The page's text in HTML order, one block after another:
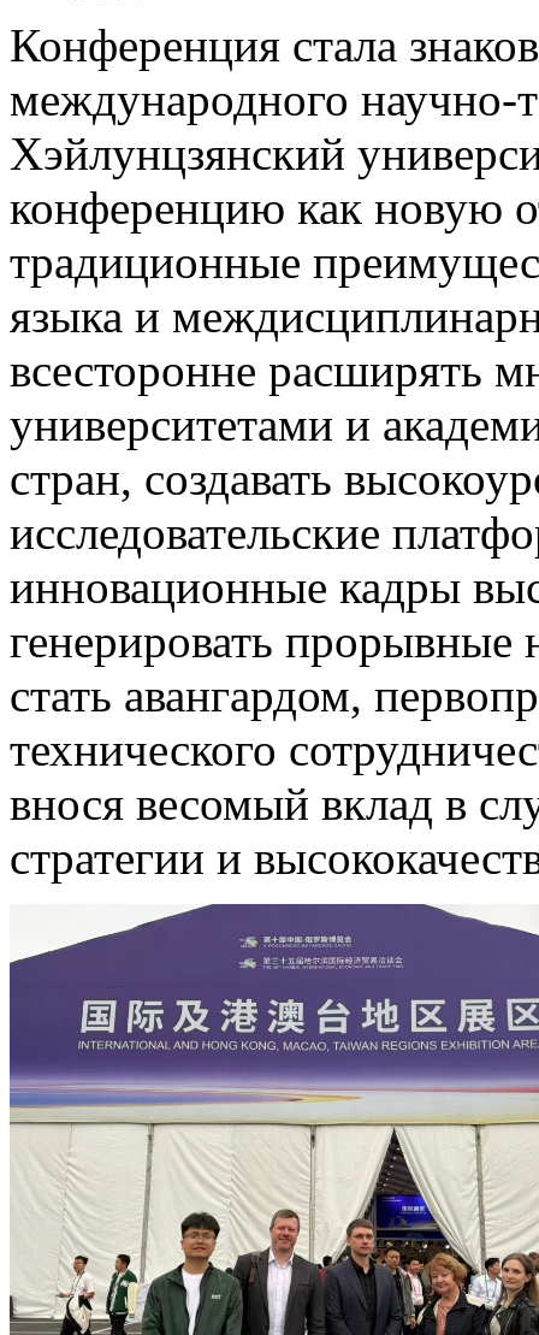
Конференция стала
международного научно-
Хэйлунцзянский
конференцию как новую
традиционные
языка и
всесторонне расширять
университетами и
стран, создавать
исследовательские
инновационные кадры
генерировать прорывные
стать авангардом,
технического
внося весомый вклад в
стратегии и